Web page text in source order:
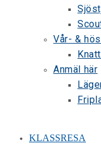
Vår- &
Anmäl här
KLASSRESA